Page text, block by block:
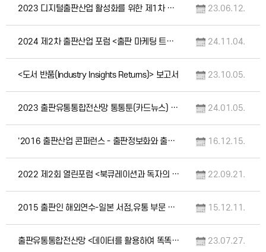
2023 디지털출판산업 활성화를 위한 제1차 세미나 23.06.12.
2024 제2차 출판산업 포럼 <출판 마케팅 트렌드> 자료집 24.11.04.
<도서 반품(Industry Insights Returns)> 보고서 23.10.05.
2023 출판유통통합전산망 통통툰(카드뉴스) 15화 모음집 24.01.05.
'2016 출판산업 콘퍼런스 - 출판정보화와 출판의 미래' 자료집 16.12.15.
2022 제2회 열린포럼 <북큐레이션과 독자의 읽을 권리> 자료집 22.09.21.
2015 출판인 해외연수-일본 서점,유통 부문 보고서 발간 15.12.11.
출판유통통합전산망 <데이터를 활용하여 똑똑하게 출판하는 법> 콘퍼런스(7.20.목) 자료집… 23.07.27.